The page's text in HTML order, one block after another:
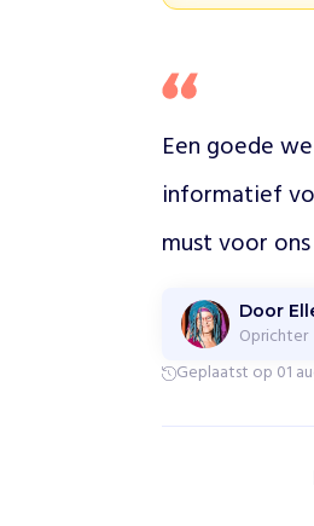
l
t
G
a
n
a
d
o
r
z
w
Een goede
informatief
Door
Oprichter
Geplaatst op 01